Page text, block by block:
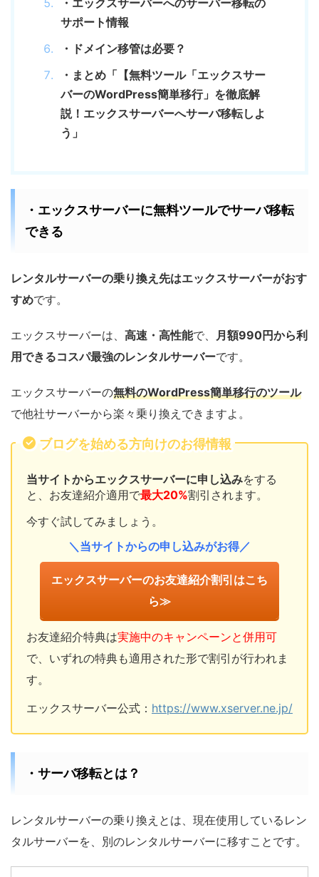
・エックスサーバーへのサーバー移転の
サポート情報
・ドメイン移管は必要？
・まとめ「【無料ツール「エックスサー
バーのWordPress簡単移行」を徹底解
説！エックスサーバーへサーバ移転しよ
う」
・エックスサーバーに無料ツールでサーバ移転
できる
レンタルサーバーの乗り換え先はエックスサーバーがおす
すめです。
エックスサーバーは、 高速・高性能で、 月額990円から利
用できるコスパ最強のレンタルサーバーです。
エックスサーバーの無料のWordPress簡単移行のツール
で他社サーバーから楽々乗り換えできますよ。
ブログを始める方向けのお得情報
当サイトからエックスサーバーに申し込みをする
と、お友達紹介適用で最大20%割引されます。
今すぐ試してみましょう。
＼当サイトからの申し込みがお得／
エックスサーバーのお友達紹介割引はこち
ら≫
お友達紹介特典は実施中のキャンペーンと併用可
で、いずれの特典も適用された形で割引が行われま
す。
エックスサーバー公式： https://www.xserver.ne.jp/
・サーバ移転とは？
レンタルサーバーの乗り換えとは、現在使用しているレン
タルサーバーを、別のレンタルサーバーに移すことです。